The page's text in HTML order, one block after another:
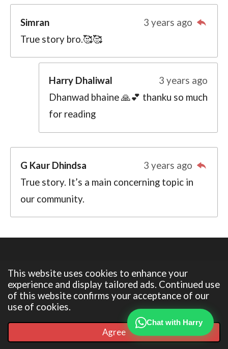
This website uses cookies to enhance your
experience and display tailored ads. Continued use
of this website confirms your acceptance of our
use of cookies.
Agree
Simran
3 years ago
True story bro.🥰🥰
Harry Dhaliwal
3 years ago
Dhanwad bhaine 🙏💕 thanku so much
for reading
G Kaur Dhindsa
3 years ago
True story. It’s a main concerning topic in
our community.
Powered by Webador
Map Facebook WhatsApp
Chat with Harry